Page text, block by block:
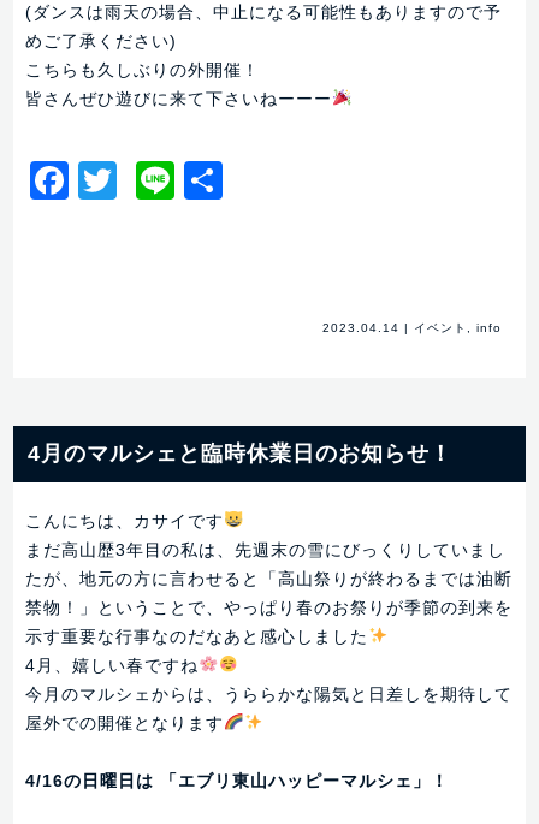
(ダンスは雨天の場合、中止になる可能性もありますので予
めご了承ください)
こちらも久しぶりの外開催！
皆さんぜひ遊びに来て下さいねーーー
Facebook
Twitter
Line
2023.04.14 | イベント info
4月のマルシェと臨時休業日のお知らせ！
こんにちは、カサイです
まだ高山歴3年目の私は、先週末の雪にびっくりしていまし
たが、地元の方に言わせると「高山祭りが終わるまでは油断
禁物！」ということで、やっぱり春のお祭りが季節の到来を
示す重要な行事なのだなあと感心しました
4月、嬉しい春ですね
今月のマルシェからは、うららかな陽気と日差しを期待して
屋外での開催となります
4/16の日曜日は 「エブリ東山ハッピーマルシェ」！